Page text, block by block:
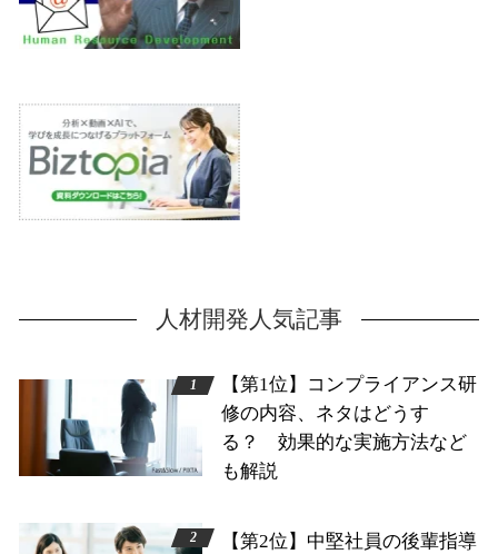
人材開発人気記事
【第1位】コンプライアンス研
修の内容、ネタはどうす
る？ 効果的な実施方法など
も解説
【第2位】中堅社員の後輩指導